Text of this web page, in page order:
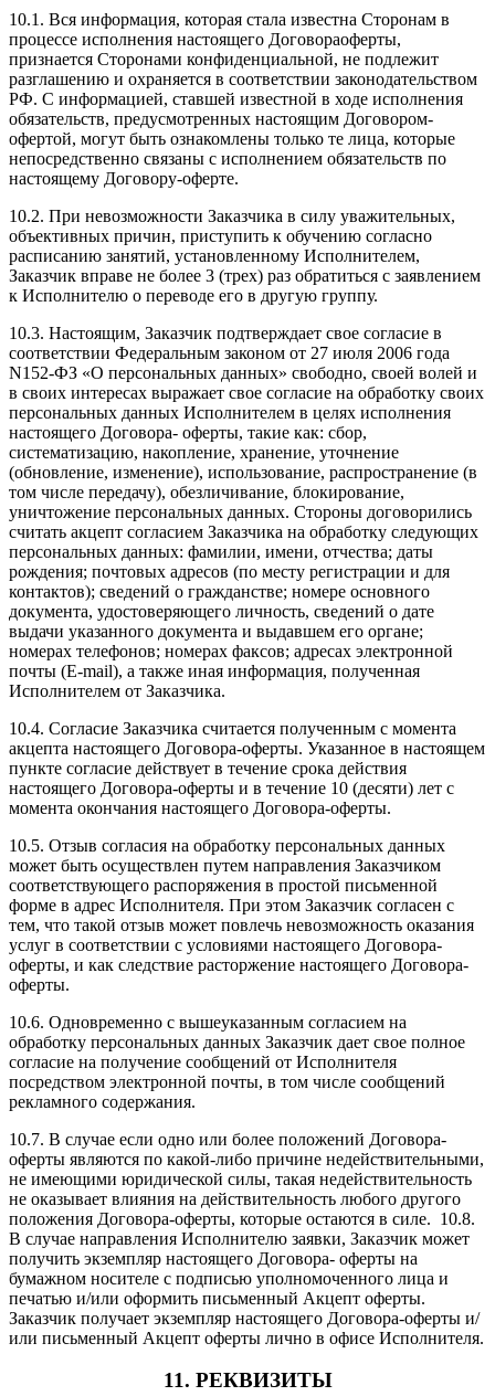
10.1. Вся информация, которая стала известна Сторонам в
процессе исполнения настоящего Договораоферты,
признается Сторонами конфиденциальной, не подлежит
разглашению и охраняется в соответствии законодательством
РФ. С информацией, ставшей известной в ходе исполнения
обязательств, предусмотренных настоящим Договором-
офертой, могут быть ознакомлены только те лица, которые
непосредственно связаны с исполнением обязательств по
настоящему Договору-оферте.
10.2. При невозможности Заказчика в силу уважительных,
объективных причин, приступить к обучению согласно
расписанию занятий, установленному Исполнителем,
Заказчик вправе не более 3 (трех) раз обратиться с заявлением
к Исполнителю о переводе его в другую группу.
10.3. Настоящим, Заказчик подтверждает свое согласие в
соответствии Федеральным законом от 27 июля 2006 года
N152-ФЗ «О персональных данных» свободно, своей волей и
в своих интересах выражает свое согласие на обработку своих
персональных данных Исполнителем в целях исполнения
настоящего Договора- оферты, такие как: сбор,
систематизацию, накопление, хранение, уточнение
(обновление, изменение), использование, распространение (в
том числе передачу), обезличивание, блокирование,
уничтожение персональных данных. Стороны договорились
считать акцепт согласием Заказчика на обработку следующих
персональных данных: фамилии, имени, отчества; даты
рождения; почтовых адресов (по месту регистрации и для
контактов); сведений о гражданстве; номере основного
документа, удостоверяющего личность, сведений о дате
выдачи указанного документа и выдавшем его органе;
номерах телефонов; номерах факсов; адресах электронной
почты (E-mail), а также иная информация, полученная
Исполнителем от Заказчика.
10.4. Согласие Заказчика считается полученным с момента
акцепта настоящего Договора-оферты. Указанное в настоящем
пункте согласие действует в течение срока действия
настоящего Договора-оферты и в течение 10 (десяти) лет с
момента окончания настоящего Договора-оферты.
10.5. Отзыв согласия на обработку персональных данных
может быть осуществлен путем направления Заказчиком
соответствующего распоряжения в простой письменной
форме в адрес Исполнителя. При этом Заказчик согласен с
тем, что такой отзыв может повлечь невозможность оказания
услуг в соответствии с условиями настоящего Договора-
оферты, и как следствие расторжение настоящего Договора-
оферты.
10.6. Одновременно с вышеуказанным согласием на
обработку персональных данных Заказчик дает свое полное
согласие на получение сообщений от Исполнителя
посредством электронной почты, в том числе сообщений
рекламного содержания.
10.7. В случае если одно или более положений Договора-
оферты являются по какой-либо причине недействительными,
не имеющими юридической силы, такая недействительность
не оказывает влияния на действительность любого другого
положения Договора-оферты, которые остаются в силе. 10.8.
В случае направления Исполнителю заявки, Заказчик может
получить экземпляр настоящего Договора- оферты на
бумажном носителе с подписью уполномоченного лица и
печатью и/или оформить письменный Акцепт оферты.
Заказчик получает экземпляр настоящего Договора-оферты и/
или письменный Акцепт оферты лично в офисе Исполнителя.
11. РЕКВИЗИТЫ